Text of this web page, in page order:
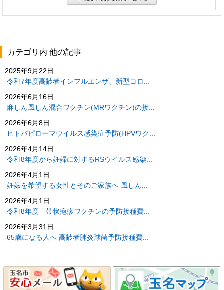
カテゴリ内 他の記事
2025年9月22日
令和7年度高齢者インフルエンザ、新型コロ...
2026年6月16日
麻しん風しん混合ワクチン(MRワクチン)の接...
2026年6月8日
ヒトパピローマウイルス感染症予防(HPVワク...
2026年4月14日
令和8年度から妊婦に対するRSウイルス感染...
2026年4月1日
妊娠を希望する女性とそのご家族へ 風しん...
2026年4月1日
令和8年度 帯状疱疹ワクチンの予防接種費...
2026年3月31日
65歳になる人へ 高齢者肺炎球菌予防接種費...